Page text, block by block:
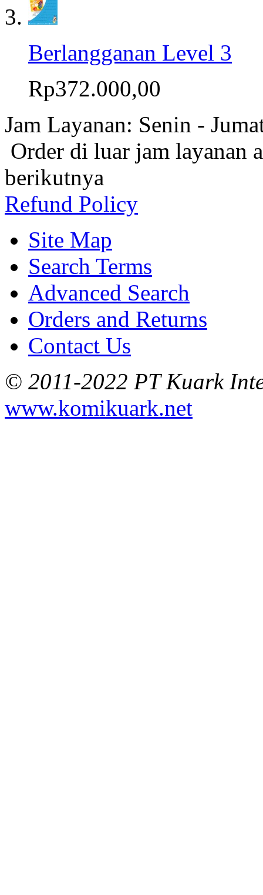
Berlangganan Level 3
Rp372.000,00
Jam Layanan: Senin -
Order di luar jam layanan
berikutnya
Refund Policy
Site Map
Search Terms
Advanced Search
Orders and Returns
Contact Us
© 2011-2022 PT Kuark
www.komikuark.net